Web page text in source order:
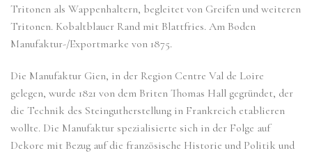
Tritonen als Wappenhaltern, begleitet von Greifen und weiteren
Tritonen. Kobaltblauer Rand mit Blattfries. Am Boden
Manufaktur-/Exportmarke von 1875.
Die Manufaktur Gien, in der Region Centre Val de Loire
gelegen, wurde 1821 von dem Briten Thomas Hall gegründet, der
die Technik des Steingutherstellung in Frankreich etablieren
wollte. Die Manufaktur spezialisierte sich in der Folge auf
Dekore mit Bezug auf die französische Historie und Politik und